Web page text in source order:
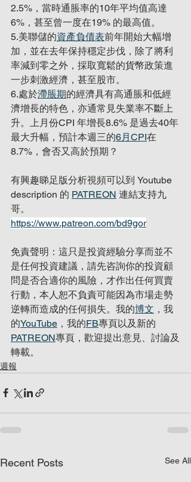
2.5%，當時通脹率的10年平均值高達
6%，甚至曾一度在19% 的最高值。
5.美聯儲的資產負債表前年開始大幅增
加，並在去年保持穩定步伐，除了將利
率減到零之外，採取寬鬆的貨幣政策進
一步刺激經濟，甚至股市。
6.處於滯脹期的經濟具有高通脹和低經
濟增長的特色，亦通常見失業率不斷上
升。上月份CPI 年增長8.6% 是過去40年
最大升幅，預計本週三的6月CPI在
8.7%，會否又高於預期？
有興趣睇足版分析視頻可以到 Youtube
description 的 PATREON 連結支持九
哥。
https://www.patreon.com/bd9gor
免責聲明：這只是投資經驗分享而並不
是任何投資建議，請先咨詢你的投資顧
問是否合適你的風險，才作出任何買賣
行動，本人恕不負責可能因為市場走勢
逆轉而造成的任何損失。我的博文 ，我
的YouTube ，我的FB專頁以及新的
PATREON專頁，歡迎提出意見、討論及
轉載。
週報
Recent Posts See All